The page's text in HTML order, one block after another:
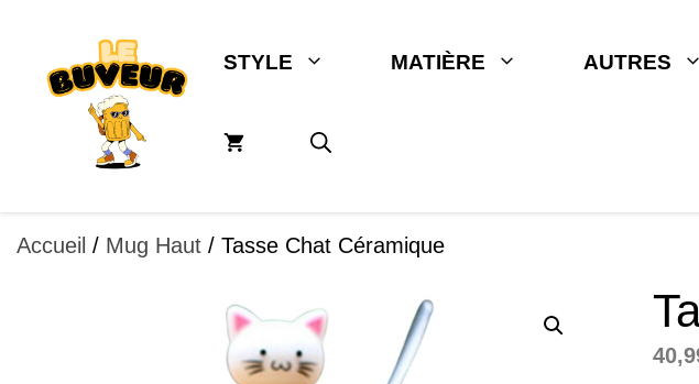
contenu
STYLE MATIÈRE AUTRES
Accueil / Mug Haut / Tasse Chat Céramique